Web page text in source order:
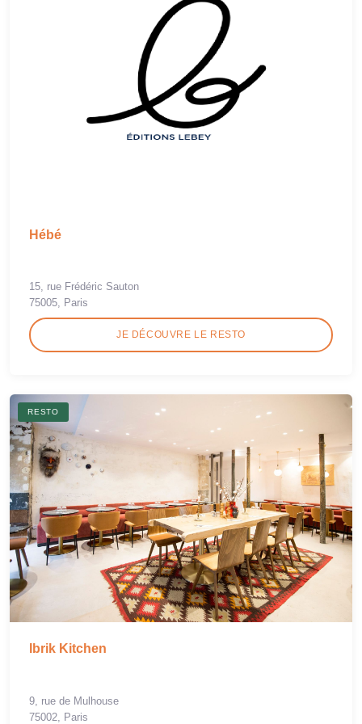
Hébé
15, rue Frédéric Sauton
75005, Paris
JE DÉCOUVRE LE RESTO
RESTO
Ibrik Kitchen
9, rue de Mulhouse
75002, Paris